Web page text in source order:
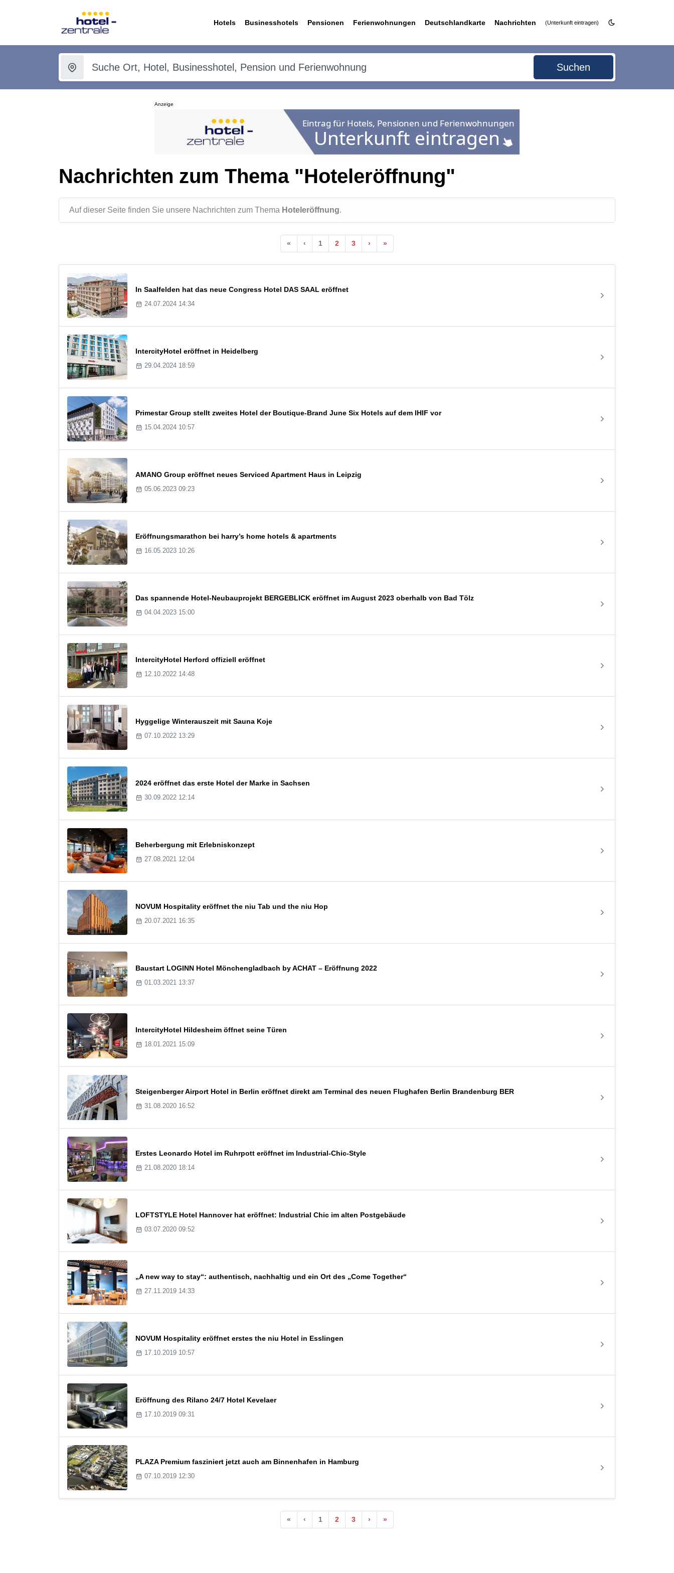
Hotels Businesshotels Pensionen Ferienwohnungen Deutschlandkarte Nachrichten (Unterkunft eintragen)
Suchen
Anzeige
Nachrichten zum Thema "Hoteleröffnung"
Auf dieser Seite finden Sie unsere Nachrichten zum Thema Hoteleröffnung.
« ‹ 1 2 3 › »
In Saalfelden hat das neue Congress Hotel DAS SAAL eröffnet
24.07.2024 14:34
IntercityHotel eröffnet in Heidelberg
29.04.2024 18:59
Primestar Group stellt zweites Hotel der Boutique-Brand June Six Hotels auf dem IHIF vor
15.04.2024 10:57
AMANO Group eröffnet neues Serviced Apartment Haus in Leipzig
05.06.2023 09:23
Eröffnungsmarathon bei harry’s home hotels & apartments
16.05.2023 10:26
Das spannende Hotel-Neubauprojekt BERGEBLICK eröffnet im August 2023 oberhalb von Bad Tölz
04.04.2023 15:00
IntercityHotel Herford offiziell eröffnet
12.10.2022 14:48
Hyggelige Winterauszeit mit Sauna Koje
07.10.2022 13:29
2024 eröffnet das erste Hotel der Marke in Sachsen
30.09.2022 12:14
Beherbergung mit Erlebniskonzept
27.08.2021 12:04
NOVUM Hospitality eröffnet the niu Tab und the niu Hop
20.07.2021 16:35
Baustart LOGINN Hotel Mönchengladbach by ACHAT – Eröffnung 2022
01.03.2021 13:37
IntercityHotel Hildesheim öffnet seine Türen
18.01.2021 15:09
Steigenberger Airport Hotel in Berlin eröffnet direkt am Terminal des neuen Flughafen Berlin Brandenburg BER
31.08.2020 16:52
Erstes Leonardo Hotel im Ruhrpott eröffnet im Industrial-Chic-Style
21.08.2020 18:14
LOFTSTYLE Hotel Hannover hat eröffnet: Industrial Chic im alten Postgebäude
03.07.2020 09:52
„A new way to stay“: authentisch, nachhaltig und ein Ort des „Come Together“
27.11.2019 14:33
NOVUM Hospitality eröffnet erstes the niu Hotel in Esslingen
17.10.2019 10:57
Eröffnung des Rilano 24/7 Hotel Kevelaer
17.10.2019 09:31
PLAZA Premium fasziniert jetzt auch am Binnenhafen in Hamburg
07.10.2019 12:30
« ‹ 1 2 3 › »